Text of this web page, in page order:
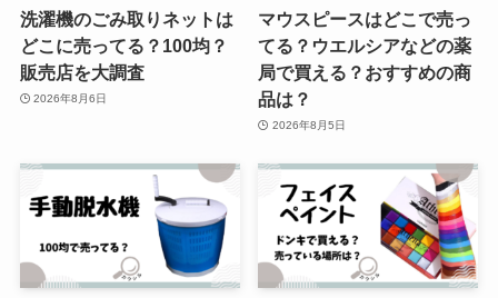
売ってる？小さいサイズはある
の？ニトリやカインズでも買え
い！セリアやダイソー、キャンド
ゥで見つけたおすすめアイテムを
紹介！
洗濯機のごみ取りネットは
どこに売ってる？100均？
販売店を大調査
2026年8月6日
マウスピースはどこで売っ
てる？ウエルシアなどの薬
局で買える？おすすめの商
品は？
2026年8月5日